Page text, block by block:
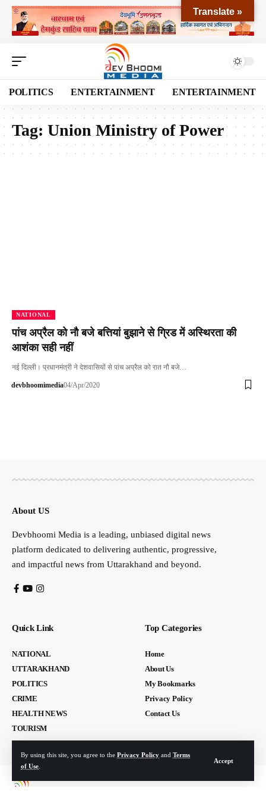
By using this site, you agree to the Privacy Policy and Terms
of Use
Accept
POLITICS ENTERTAINMENT ENTERTAINMENT
Tag: Union Ministry of Power
NATIONAL
पांच अप्रैल को नौ बजे बत्तियां बुझाने से ग्रिड में अस्थिरता की
आशंका सही नहीं
नई दिल्ली। प्रधानमंत्री ने देशवासियों से पांच अप्रैल को रात नौ बजे…
devbhoomimedia04/Apr/2020
About US
Devbhoomi Media is a leading, unbiased digital news
platform dedicated to delivering authentic, progressive,
and impactful news from Uttarakhand and beyond.
Quick Link
NATIONAL
UTTARAKHAND
POLITICS
CRIME
HEALTH NEWS
TOURISM
Top Categories
Home
About Us
My Bookmarks
Privacy Policy
Contact Us
Translate »